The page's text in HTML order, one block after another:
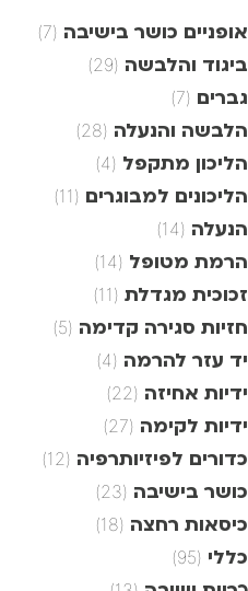
אופניים כושר בישיבה (7)
ביגוד והלבשה (29)
גברים (7)
הלבשה והנעלה (28)
הליכון מתקפל (4)
הליכונים למבוגרים (11)
הנעלה (14)
הרמת מטופל (14)
זכוכית מגדלת (11)
חזיות סגירה קדימה (5)
יד עזר להרמה (4)
ידיות אחיזה (22)
ידיות לקימה (27)
כדורים לפיזיותרפיה (12)
כושר בישיבה (23)
כיסאות רחצה (18)
כללי (95)